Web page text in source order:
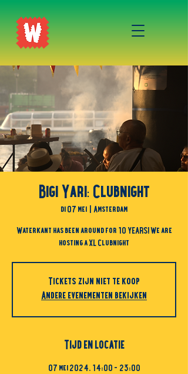
Bigi Yari: Clubnight
di 07 mei Amsterdam
Waterkant has been around for 10 YEARS! We are
hosting a XL Clubnight
Tickets zijn niet te koop
Andere evenementen bekijken
Tijd en locatie
07 mei 2024, 14:00 – 23:00